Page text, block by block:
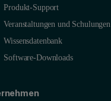
Produkt-Support
Veranstaltungen und Schulungen
Wissensdatenbank
Software-Downloads